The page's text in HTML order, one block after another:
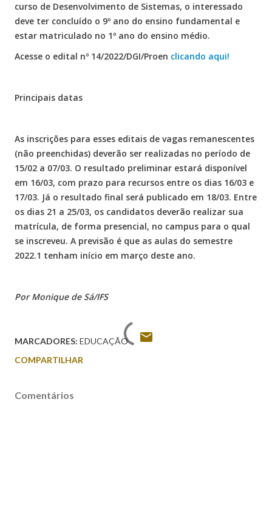
curso de Desenvolvimento de Sistemas, o interessado
deve ter concluído o 9º ano do ensino fundamental e
estar matriculado no 1º ano do ensino médio.
Acesse o edital nº 14/2022/DGI/Proen clicando aqui!
Principais datas
As inscrições para esses editais de vagas remanescentes
(não preenchidas) deverão ser realizadas no período de
15/02 a 07/03. O resultado preliminar estará disponível
em 16/03, com prazo para recursos entre os dias 16/03 e
17/03. Já o resultado final será publicado em 18/03. Entre
os dias 21 a 25/03, os candidatos deverão realizar sua
matrícula, de forma presencial, no campus para o qual
se inscreveu. A previsão é que as aulas do semestre
2022.1 tenham início em março deste ano.
Por Monique de Sá/IFS
MARCADORES: EDUCAÇÃO
COMPARTILHAR
Comentários